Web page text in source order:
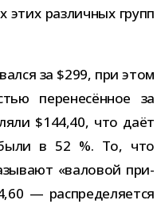
этих раз­лич­ных групп
за $299, при этом
пере­не­сён­ное за
$144,40, что даёт
в 52 %. То, что
«вало­вой при­
— рас­пре­де­ля­ется